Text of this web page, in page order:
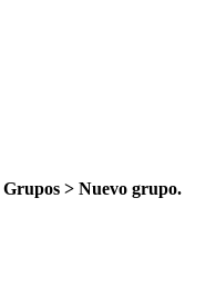
Grupos > Nuevo grupo.